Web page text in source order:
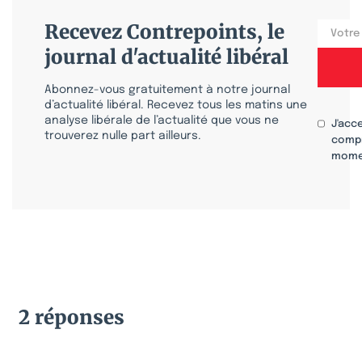
Recevez Contrepoints, le
journal d'actualité libéral
Abonnez-vous gratuitement à notre journal
d’actualité libéral. Recevez tous les matins une
analyse libérale de l’actualité que vous ne
trouverez nulle part ailleurs.
2 réponses